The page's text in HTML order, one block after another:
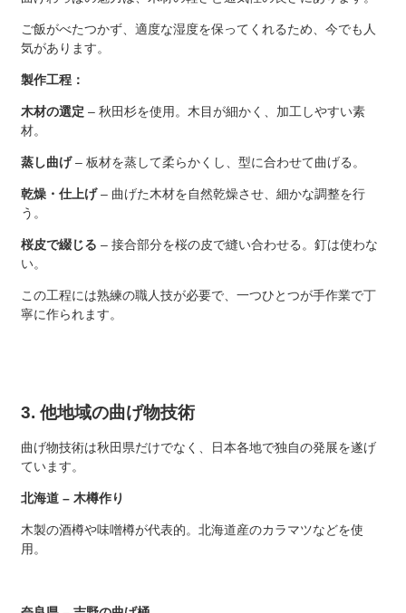
ご飯がべたつかず、適度な湿度を保ってくれるため、今でも人
気があります。
製作工程：
木材の選定 – 秋田杉を使用。木目が細かく、加工しやすい素
材。
蒸し曲げ– 板材を蒸して柔らかくし、型に合わせて曲げる。
乾燥・仕上げ– 曲げた木材を自然乾燥させ、細かな調整を行
う。
桜皮で綴じる – 接合部分を桜の皮で縫い合わせる。釘は使わな
い。
この工程には熟練の職人技が必要で、一つひとつが手作業で丁
寧に作られます。
3. 他地域の曲げ物技術
曲げ物技術は秋田県だけでなく、日本各地で独自の発展を遂げ
ています。
北海道 – 木樽作り
木製の酒樽や味噌樽が代表的。北海道産のカラマツなどを使
用。